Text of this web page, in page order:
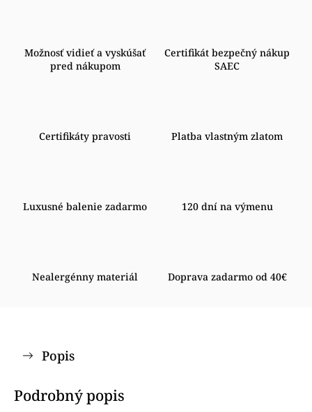
Možnosť vidieť a vyskúšať
pred nákupom
Certifikát bezpečný nákup
SAEC
Certifikáty pravosti Platba vlastným zlatom
Luxusné balenie zadarmo 120 dní na výmenu
Nealergénny materiál Doprava zadarmo od 40€
Popis
Podrobný popis